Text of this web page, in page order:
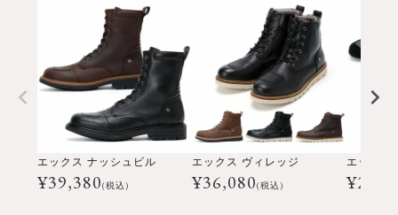
エックス ナッシュビル
¥39,380(税込)
エックス ヴィレッジ
¥36,080(税込)
エックス
¥